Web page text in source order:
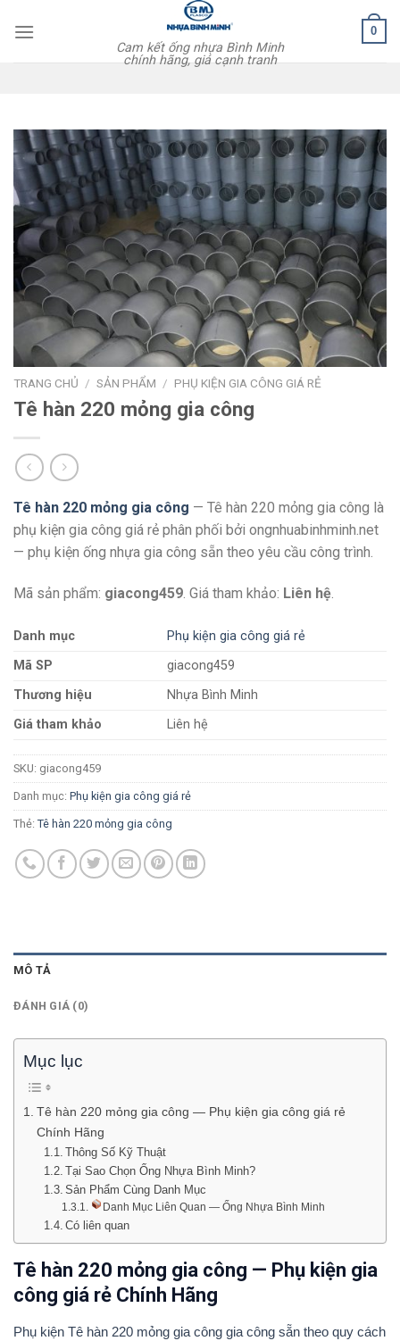
Cam kết ống nhựa Bình Minh
chính hãng, giá cạnh tranh
0
TRANG CHỦ / SẢN PHẨM / PHỤ KIỆN GIA CÔNG GIÁ RẺ
Tê hàn 220 mỏng gia công
Tê hàn 220 mỏng gia công — Tê hàn 220 mỏng gia công là
phụ kiện gia công giá rẻ phân phối bởi ongnhuabinhminh.net
— phụ kiện ống nhựa gia công sẵn theo yêu cầu công trình.
Mã sản phẩm: giacong459 . Giá tham khảo: Liên hệ
Danh mục
Phụ kiện gia công giá rẻ
Mã SP
giacong459
Thương hiệu
Nhựa Bình Minh
Giá tham khảo
Liên hệ
SKU: giacong459
Danh mục: Phụ kiện gia công giá rẻ
Thẻ: Tê hàn 220 mỏng gia công
MÔ TẢ
ĐÁNH GIÁ (0)
Mục lục
Tê hàn 220 mỏng gia công — Phụ kiện gia công giá rẻ
Chính Hãng
Thông Số Kỹ Thuật
Tại Sao Chọn Ống Nhựa Bình Minh?
Sản Phẩm Cùng Danh Mục
Danh Mục Liên Quan — Ống Nhựa Bình Minh
Có liên quan
Tê hàn 220 mỏng gia công — Phụ kiện gia
công giá rẻ Chính Hãng
Phụ kiện Tê hàn 220 mỏng gia công gia công sẵn theo quy cách